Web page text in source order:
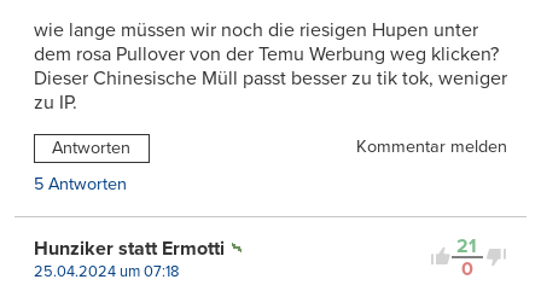
wie lange müssen wir noch die riesigen Hupen unter
dem rosa Pullover von der Temu Werbung weg klicken?
Dieser Chinesische Müll passt besser zu tik tok, weniger
zu IP.
Antworten
Kommentar melden
5 Antworten
21
0
Hunziker statt Ermotti
25.04.2024 um 07:18